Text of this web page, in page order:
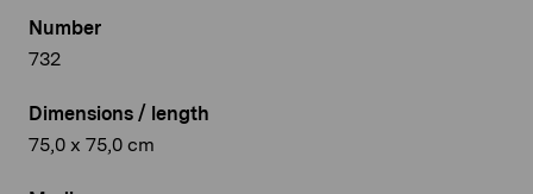
Number
732
Dimensions / length
75,0 x 75,0 cm